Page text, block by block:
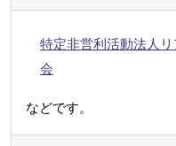
特定非営利活動法人
会
などです。